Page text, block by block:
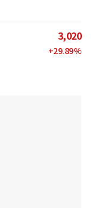
3,020
+29.89%